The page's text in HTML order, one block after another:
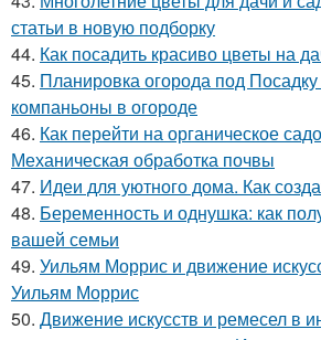
статьи в новую подборку
44. Как посадить красиво цветы на
45. Планировка огорода под
компаньоны в огороде
46. Как перейти на органическое
Механическая обработка почвы
47. Идеи для уютного дома. Как
48. Беременность и однушка: как
вашей семьи
49. Уильям Моррис и движение
Уильям Моррис
50. Движение искусств и ремесел в